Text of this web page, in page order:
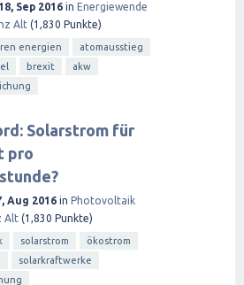
18, Sep 2016 in Energiewende
Alt (1,830 Punkte)
energien
atomausstieg
brexit
akw
Solarstrom für
pro
Aug 2016 in Photovoltaik
Alt (1,830 Punkte)
solarstrom
ökostrom
solarkraftwerke